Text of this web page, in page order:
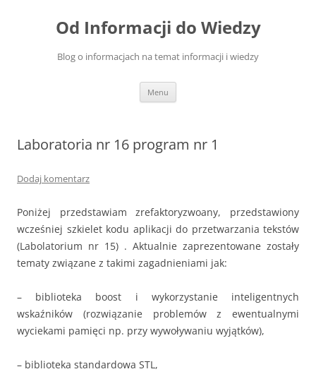
Od Informacji do Wiedzy
Blog o informacjach na temat informacji i wiedzy
Menu
Laboratoria nr 16 program nr 1
Dodaj komentarz
Poniżej przedstawiam zrefaktoryzwoany, przedstawiony
wcześniej szkielet kodu aplikacji do przetwarzania tekstów
(Labolatorium nr 15) . Aktualnie zaprezentowane zostały
tematy związane z takimi zagadnieniami jak:
– biblioteka boost i wykorzystanie inteligentnych
wskaźników (rozwiązanie problemów z ewentualnymi
wyciekami pamięci np. przy wywoływaniu wyjątków),
– biblioteka standardowa STL,